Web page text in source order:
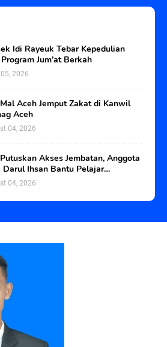
Idi Rayeuk Tebar Kepedulian
Jum’at Berkah
2026
Aceh Jemput Zakat di Kanwil
Aceh
04, 2026
Akses Jembatan, Anggota
Darul Ihsan Bantu Pelajar
Sungai
04, 2026